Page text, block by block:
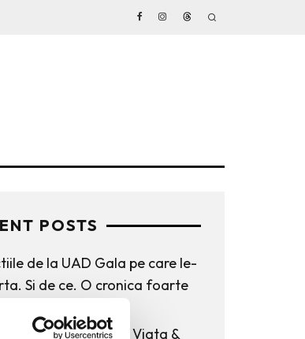
POSTS
de la UAD Gala pe care le-
Si de ce. O cronica foarte
Chanel (1883–1971) – Viata &